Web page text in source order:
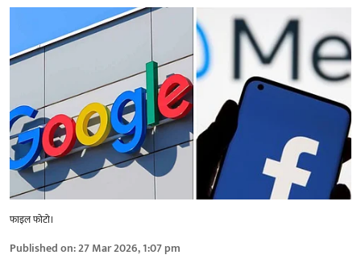
फाइल फोटो।
Published on:27 Mar 2026, 1:07 pm